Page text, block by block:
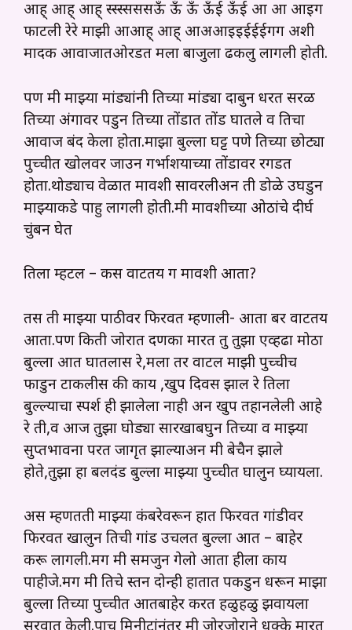
आह् आह् आह् स्स्स्सससऊँ ऊँ ऊँ ऊँई ऊँई आ आ आइग
फाटली रेरे माझी आआह् आह् आअआइइईईईगग अशी
मादक आवाजातओरडत मला बाजुला ढकलु लागली होती.
पण मी माझ्या मांड्यांनी तिच्या मांड्या दाबुन धरत सरळ
तिच्या अंगावर पडुन तिच्या तोंडात तोंड घातले व तिचा
आवाज बंद केला होता.माझा बुल्ला घट्ट पणे तिच्या छोट्या
पुच्चीत खोलवर जाउन गर्भाशयाच्या तोंडावर रगडत
होता.थोड्याच वेळात मावशी सावरलीअन ती डोळे उघडुन
माझ्याकडे पाहु लागली होती.मी मावशीच्या ओठांचे दीर्घ
चुंबन घेत
तिला म्हटल – कस वाटतय ग मावशी आता?
तस ती माझ्या पाठीवर फिरवत म्हणाली- आता बर वाटतय
आता.पण किती जोरात दणका मारत तु तुझा एव्हढा मोठा
बुल्ला आत घातलास रे,मला तर वाटल माझी पुच्चीच
फाडुन टाकलीस की काय ,खुप दिवस झाल रे तिला
बुल्ल्याचा स्पर्श ही झालेला नाही अन खुप तहानलेली आहे
रे ती,व आज तुझा घोड्या सारखाबघुन तिच्या व माझ्या
सुप्तभावना परत जागृत झाल्याअन मी बेचैन झाले
होते,तुझा हा बलदंड बुल्ला माझ्या पुच्चीत घालुन घ्यायला.
अस म्हणतती माझ्या कंबरेवरून हात फिरवत गांडीवर
फिरवत खालुन तिची गांड उचलत बुल्ला आत – बाहेर
करू लागली.मग मी समजुन गेलो आता हीला काय
पाहीजे.मग मी तिचे स्तन दोन्ही हातात पकडुन धरून माझा
बुल्ला तिच्या पुच्चीत आतबाहेर करत हळुहळु झवायला